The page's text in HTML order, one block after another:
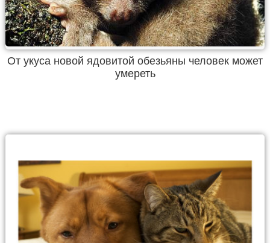
От укуса новой ядовитой обезьяны человек может
умереть